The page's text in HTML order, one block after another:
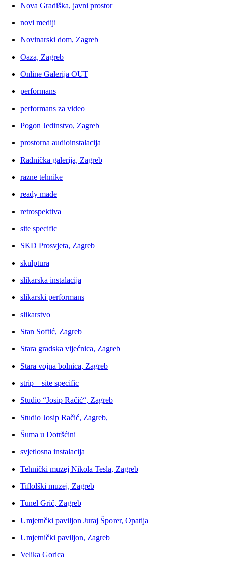
Nova Gradiška, javni prostor
novi mediji
Novinarski dom, Zagreb
Oaza, Zagreb
Online Galerija OUT
performans
performans za video
Pogon Jedinstvo, Zagreb
prostorna audioinstalacija
Radnička galerija, Zagreb
razne tehnike
ready made
retrospektiva
site specific
SKD Prosvjeta, Zagreb
skulptura
slikarska instalacija
slikarski performans
slikarstvo
Stan Softić, Zagreb
Stara gradska vijećnica, Zagreb
Stara vojna bolnica, Zagreb
strip – site specific
Studio “Josip Račić“, Zagreb
Studio Josip Račić, Zagreb,
Šuma u Dotršćini
svjetlosna instalacija
Tehnički muzej Nikola Tesla, Zagreb
Tiflolški muzej, Zagreb
Tunel Grič, Zagreb
Umjetnčki paviljon Juraj Šporer, Opatija
Umjetnički paviljon, Zagreb
Velika Gorica